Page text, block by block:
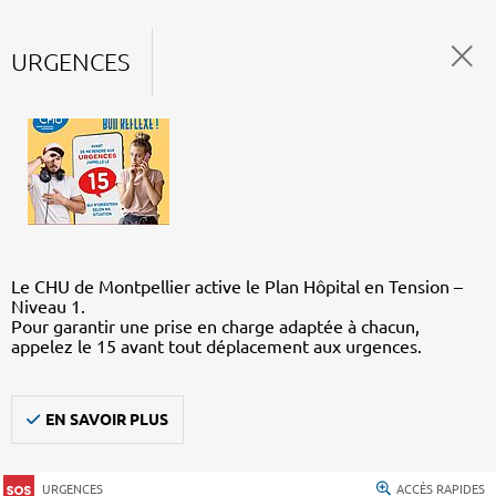
URGENCES
Le CHU de Montpellier active le Plan Hôpital en Tension –
Niveau 1.
Pour garantir une prise en charge adaptée à chacun,
appelez le 15 avant tout déplacement aux urgences.
EN SAVOIR PLUS
URGENCES ACCÈS RAPIDES